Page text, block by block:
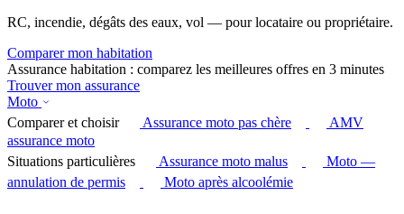
RC, incendie, dégâts des eaux, vol — pour locataire ou propriétaire.
Comparer mon habitation
Assurance habitation : comparez les meilleures offres en 3 minutes
Trouver mon assurance
Moto
Comparer et choisir
Assurance moto pas chère
AMV
assurance moto
Situations particulières
Assurance moto malus
Moto —
annulation de permis
Moto après alcoolémie